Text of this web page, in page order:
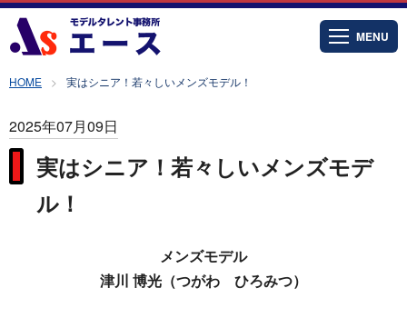
MENU
HOME 実はシニア！若々しいメンズモデル！
2025年07月09日
実はシニア！若々しいメンズモデ
ル！
メンズモデル
津川 博光（つがわ ひろみつ）